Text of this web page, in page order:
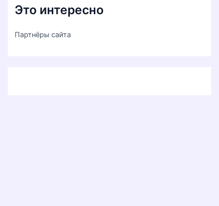
Это интересно
Партнёры сайта